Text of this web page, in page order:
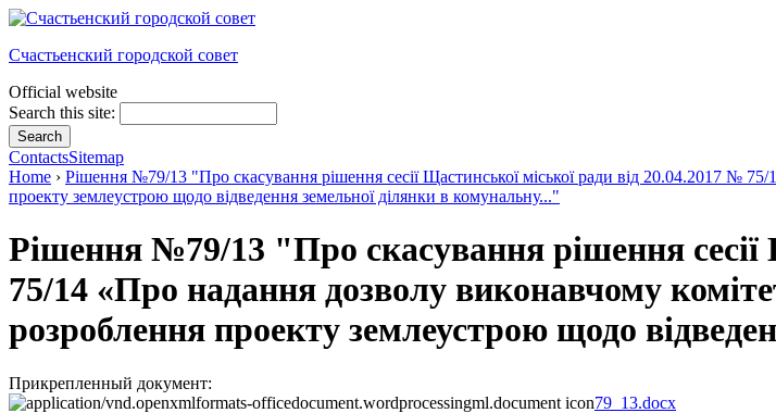
Счастьенский городской совет
Official website
Search this site:
ContactsSitemap
Home › Рішення №79/13 "Про скасування рішення сесії Щастинської міської ради від 20.04.2017 №
проекту землеустрою щодо відведення земельної ділянки в комунальну..."
Рішення №79/13 "Про скасування рішення сесії
75/14 «Про надання дозволу виконавчому
розроблення проекту землеустрою щодо
Прикрепленный документ:
79_13.docx